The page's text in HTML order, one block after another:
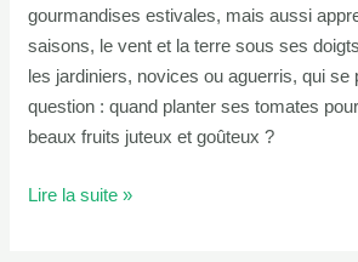
gourmandises estivales, mais aussi
saisons, le vent et la terre sous ses
les jardiniers, novices ou aguerris, qui se
question : quand planter ses tomates
beaux fruits juteux et goûteux ?
Lire la suite »